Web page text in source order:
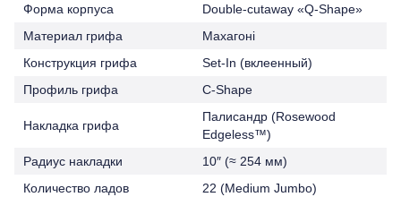
Форма корпуса
Double-cutaway «Q-Shape»
Материал грифа
Махагоні
Конструкция грифа
Set-In (вклеенный)
Профиль грифа
C-Shape
Накладка грифа
Палисандр (Rosewood
Edgeless™)
Радиус накладки
10″ (≈ 254 мм)
Количество ладов
22 (Medium Jumbo)